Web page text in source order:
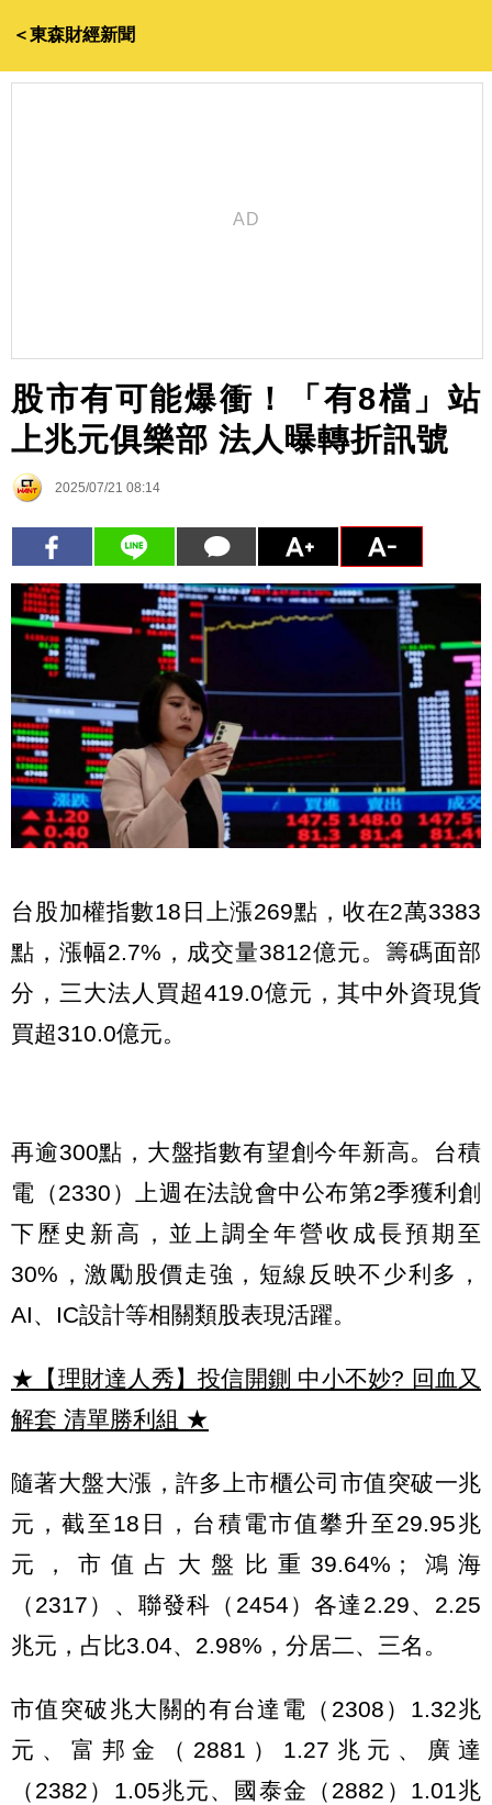
＜東森財經新聞
股市有可能爆衝！「有8檔」站
上兆元俱樂部 法人曝轉折訊號
2025/07/21 08:14
台股加權指數18日上漲269點，收在2萬3383
點，漲幅2.7%，成交量3812億元。籌碼面部
分，三大法人買超419.0億元，其中外資現貨
買超310.0億元。
再逾300點，大盤指數有望創今年新高。台積
電（2330）上週在法說會中公布第2季獲利創
下歷史新高，並上調全年營收成長預期至
30%，激勵股價走強，短線反映不少利多，
AI、IC設計等相關類股表現活躍。
★【理財達人秀】投信開鍘 中小不妙? 回血又
解套 清單勝利組 ★
隨著大盤大漲，許多上市櫃公司市值突破一兆
元，截至18日，台積電市值攀升至29.95兆
元，市值占大盤比重39.64%；鴻海
（2317）、聯發科（2454）各達2.29、2.25
兆元，占比3.04、2.98%，分居二、三名。
市值突破兆大關的有台達電（2308）1.32兆
元、富邦金（2881）1.27兆元、廣達
（2382）1.05兆元、國泰金（2882）1.01兆